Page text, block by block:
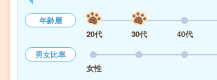
年齢層
20代
30代 40代
男女比率
女性